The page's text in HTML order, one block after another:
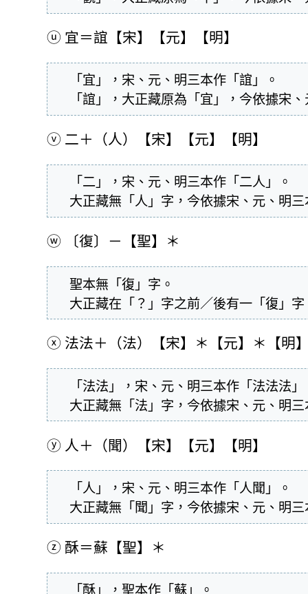
ⓤ 宜＝誼【宋】【元】【明】
「誼」，大正藏原為「宜」，今依據宋
ⓥ 二＋（人）【宋】【元】【明】
大正藏無「人」字，今依據宋、元、明
ⓦ 〔復〕－【聖】＊
大正藏在「？」字之前／後有一「復」
ⓧ 法法＋（法）【宋】＊【元】＊【明
大正藏無「法」字，今依據宋、元、明
ⓨ 人＋（聞）【宋】【元】【明】
大正藏無「聞」字，今依據宋、元、明
ⓩ 酥＝蘇【聖】＊